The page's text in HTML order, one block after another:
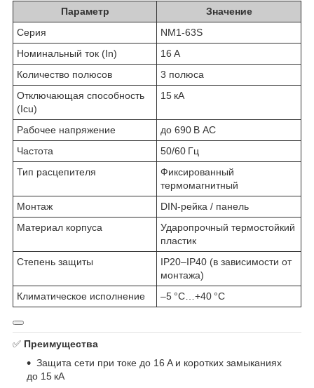
Параметр
Значение
Серия
NM1‑63S
Номинальный ток (In)
16 A
Количество полюсов
3 полюса
Отключающая способность
(Icu)
15 кА
Рабочее напряжение
до 690 В AC
Частота
50/60 Гц
Тип расцепителя
Фиксированный
термомагнитный
Монтаж
DIN-рейка / панель
Материал корпуса
Ударопрочный термостойкий
пластик
Степень защиты
IP20–IP40 (в зависимости от
монтажа)
Климатическое исполнение
–5 °C…+40 °C
✅ Преимущества
Защита сети при токе до 16 A и коротких замыканиях
до 15 кА